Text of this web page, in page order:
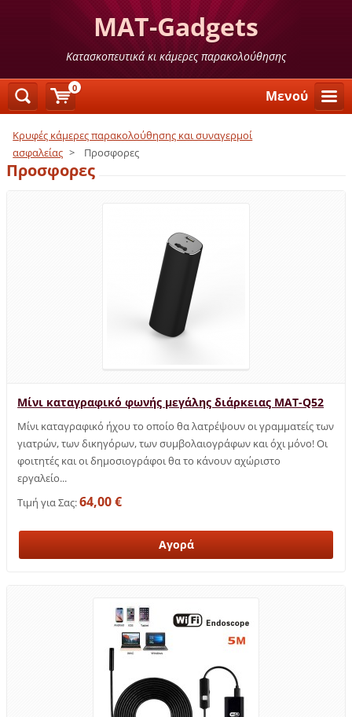
MAT-Gadgets
Κατασκοπευτικά κι κάμερες παρακολούθησης
Μενού
Κρυφές κάμερες παρακολούθησης και συναγερμοί
ασφαλείας > Προσφορες
Προσφορες
Μίνι καταγραφικό φωνής μεγάλης διάρκειας MAT-Q52
Μίνι καταγραφικό ήχου το οποίο θα λατρέψουν οι γραμματείς των
γιατρών, των δικηγόρων, των συμβολαιογράφων και όχι μόνο! Οι
φοιτητές και οι δημοσιογράφοι θα το κάνουν αχώριστο
εργαλείο...
Τιμή για Σας:64,00 €
0